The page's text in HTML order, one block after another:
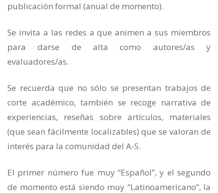
publicación formal (anual de momento).
Se invita a las redes a que animen a sus miembros
para darse de alta como autores/as y
evaluadores/as.
Se recuerda que no sólo se presentan trabajos de
corte académico, también se recoge narrativa de
experiencias, reseñas sobre artículos, materiales
(que sean fácilmente localizables) que se valoran de
interés para la comunidad del A-S.
El primer número fue muy “Español”, y el segundo
de momento está siendo muy “Latinoamericano”, la